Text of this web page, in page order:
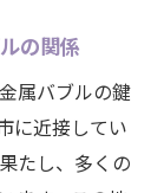
金属取引
の関係
属バブルの鍵
に近接してい
たし、多くの